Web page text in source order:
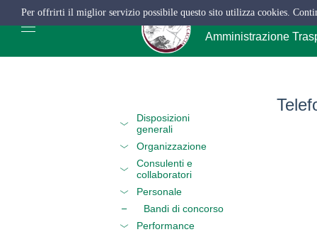
ATC Salerno
Amministrazione
Disposizioni
generali
Organizzazione
Consulenti e
collaboratori
Personale
Bandi di concorso
Performance
Per offrirti il miglior servizio possibile questo sito utilizza cookies.